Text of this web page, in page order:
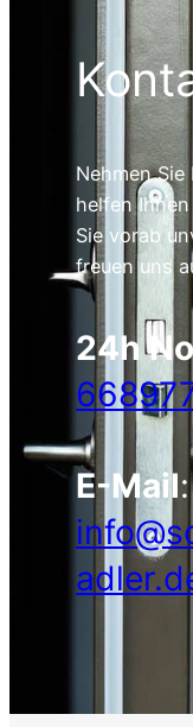
Nehmen
helfen
Sie vorab
freuen uns
24h
E-Mail: